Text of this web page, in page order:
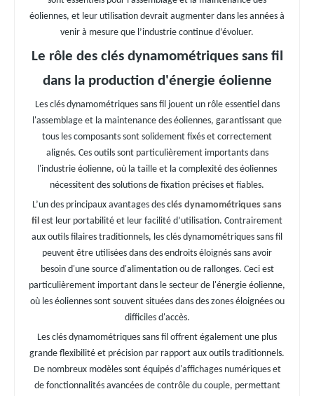
éoliennes, et leur utilisation devrait augmenter dans les années à
venir à mesure que l’industrie continue d’évoluer.
Le rôle des clés dynamométriques sans fil
dans la production d'énergie éolienne
Les clés dynamométriques sans fil jouent un rôle essentiel dans
l'assemblage et la maintenance des éoliennes, garantissant que
tous les composants sont solidement fixés et correctement
alignés. Ces outils sont particulièrement importants dans
l'industrie éolienne, où la taille et la complexité des éoliennes
nécessitent des solutions de fixation précises et fiables.
L’un des principaux avantages des clés dynamométriques sans
fil est leur portabilité et leur facilité d’utilisation. Contrairement
aux outils filaires traditionnels, les clés dynamométriques sans fil
peuvent être utilisées dans des endroits éloignés sans avoir
besoin d'une source d'alimentation ou de rallonges. Ceci est
particulièrement important dans le secteur de l'énergie éolienne,
où les éoliennes sont souvent situées dans des zones éloignées ou
difficiles d'accès.
Les clés dynamométriques sans fil offrent également une plus
grande flexibilité et précision par rapport aux outils traditionnels.
De nombreux modèles sont équipés d'affichages numériques et
de fonctionnalités avancées de contrôle du couple, permettant